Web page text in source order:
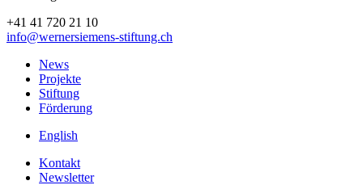
+41 41 720 21 10
info@wernersiemens-stiftung.ch
News
Projekte
Stiftung
Förderung
English
Kontakt
Newsletter